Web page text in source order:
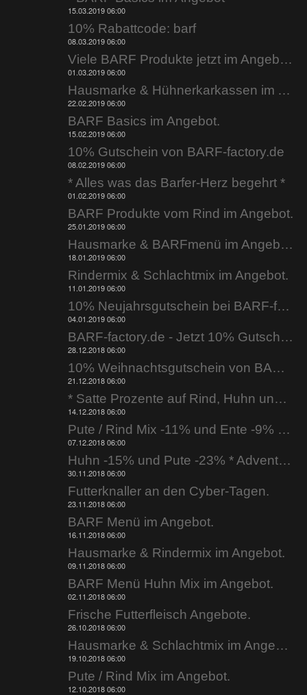
15.03.2019 06:00
10% Rabattcode: barf
08.03.2019 06:00
Viele BARF Produkte jetzt im Angebot.
01.03.2019 06:00
Hausmarke & Hühnerkarkassen im Angebot.
22.02.2019 06:00
BARF Basics im Angebot.
15.02.2019 06:00
10% Gutschein von BARF-factory.de
08.02.2019 06:00
* Alles was das Barfer-Herz begehrt *
01.02.2019 06:00
BARF Produkte vom Rind im Angebot.
25.01.2019 06:00
Hausmarke & BARFmenü im Angebot.
18.01.2019 06:00
Rindermix & Schlachtmix im Angebot.
11.01.2019 06:00
10% Neujahrsgutschein bei BARF-factory.de
04.01.2019 06:00
BARF-factory.de - Jetzt 10% Gutschein nutzen.
28.12.2018 06:00
10% Weihnachtsgutschein von BARF-factory.de
21.12.2018 06:00
* Satte Prozente auf Rind, Huhn und Ente * bei BARF-factory.de
14.12.2018 06:00
Pute / Rind Mix -11% und Ente -9% * 2. Adventsknaller *
07.12.2018 06:00
Huhn -15% und Pute -23% * Adventsknaller *
30.11.2018 06:00
Futterknaller an den Cyber-Tagen.
23.11.2018 06:00
BARF Menü im Angebot.
16.11.2018 06:00
Hausmarke & Rindermix im Angebot.
09.11.2018 06:00
BARF Menü Huhn Mix im Angebot.
02.11.2018 06:00
Frische Futterfleisch Angebote.
26.10.2018 06:00
Hausmarke & Schlachtmix im Angebot.
19.10.2018 06:00
Pute / Rind Mix im Angebot.
12.10.2018 06:00